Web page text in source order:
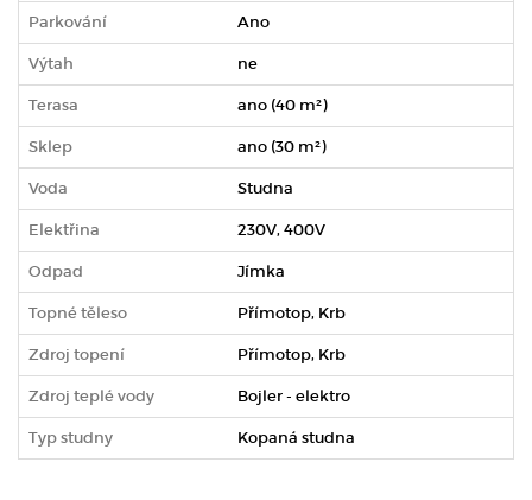
Parkování Ano
Výtah ne
Terasa ano (40 m²)
Sklep ano (30 m²)
Voda Studna
Elektřina 230V, 400V
Odpad Jímka
Topné těleso Přímotop, Krb
Zdroj topení Přímotop, Krb
Zdroj teplé vody Bojler - elektro
Typ studny Kopaná studna